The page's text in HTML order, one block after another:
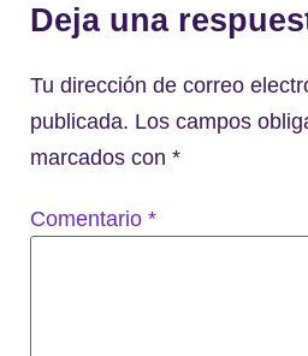
Deja una
Tu dirección de correo
publicada. Los campos
marcados con *
Comentario *